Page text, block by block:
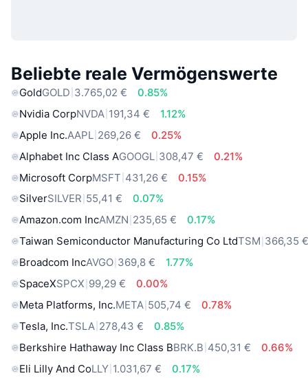
Beliebte reale Vermögenswerte
GoldGOLD 3.765,02 €
0.85%
Nvidia CorpNVDA 191,34 €
1.12%
Apple Inc.AAPL 269,26 €
0.25%
Alphabet Inc Class AGOOGL 308,47 €
0.21%
Microsoft CorpMSFT 431,26 €
0.15%
SilverSILVER 55,41 €
0.07%
Amazon.com IncAMZN 235,65 €
0.17%
Taiwan Semiconductor Manufacturing Co LtdTSM 366,35
Broadcom IncAVGO 369,8 €
1.77%
SpaceXSPCX 99,29 €
0.00%
Meta Platforms, Inc.META 505,74 €
0.78%
Tesla, Inc.TSLA 278,43 €
0.85%
Berkshire Hathaway Inc Class BBRK.B 450,31 €
0.66%
Eli Lilly And CoLLY 1.031,67 €
0.17%